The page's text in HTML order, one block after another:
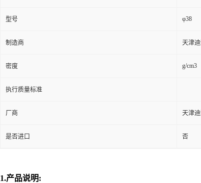
型号 φ38
制造商 天津
密度 g/cm3
执行质量标准
厂商 天津
是否进口 否
1.产品说明: